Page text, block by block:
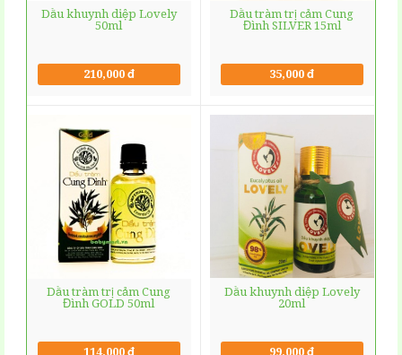
Dầu khuynh diệp Lovely
50ml
210,000 đ
Dầu tràm trị cảm Cung
Đình SILVER 15ml
35,000 đ
Dầu tràm trị cảm Cung
Đình GOLD 50ml
114,000 đ
Dầu khuynh diệp Lovely
20ml
99,000 đ